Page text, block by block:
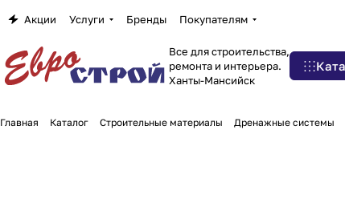
Акции Услуги Бренды Покупателям
Все для строительства,
ремонта и интерьера.
Ханты-Мансийск
Главная Каталог Строительные материалы Дренажные системы